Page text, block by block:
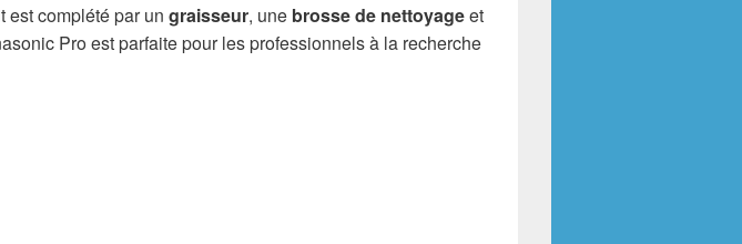
est complété par un graisseur, une brosse de nettoyageet
Pro est parfaite pour les professionnels à la recherche